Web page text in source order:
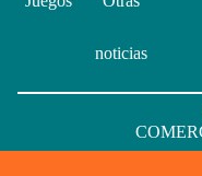
noticias